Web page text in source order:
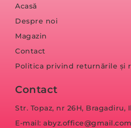
Acasă
Despre noi
Magazin
Contact
Politica privind returnările și
Contact
Str. Topaz, nr 26H, Bragadiru,
E-mail: abyz.office@gmail.com